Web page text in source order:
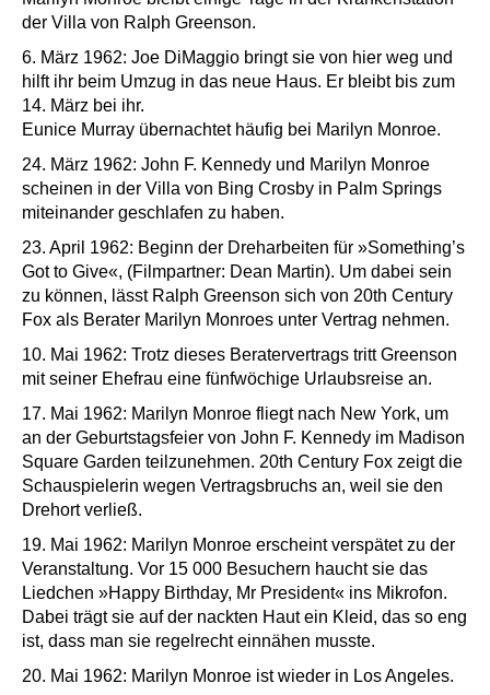
der Villa von Ralph Greenson.
6. März 1962: Joe DiMaggio bringt sie von hier weg und
hilft ihr beim Umzug in das neue Haus. Er bleibt bis zum
14. März bei ihr.
Eunice Murray übernachtet häufig bei Marilyn Monroe.
24. März 1962: John F. Kennedy und Marilyn Monroe
scheinen in der Villa von Bing Crosby in Palm Springs
miteinander geschlafen zu haben.
23. April 1962: Beginn der Dreharbeiten für »Something’s
Got to Give«, (Filmpartner: Dean Martin). Um dabei sein
zu können, lässt Ralph Greenson sich von 20th Century
Fox als Berater Marilyn Monroes unter Vertrag nehmen.
10. Mai 1962: Trotz dieses Beratervertrags tritt Greenson
mit seiner Ehefrau eine fünfwöchige Urlaubsreise an.
17. Mai 1962: Marilyn Monroe fliegt nach New York, um
an der Geburtstagsfeier von John F. Kennedy im Madison
Square Garden teilzunehmen. 20th Century Fox zeigt die
Schauspielerin wegen Vertragsbruchs an, weil sie den
Drehort verließ.
19. Mai 1962: Marilyn Monroe erscheint verspätet zu der
Veranstaltung. Vor 15 000 Besuchern haucht sie das
Liedchen »Happy Birthday, Mr President« ins Mikrofon.
Dabei trägt sie auf der nackten Haut ein Kleid, das so eng
ist, dass man sie regelrecht einnähen musste.
20. Mai 1962: Marilyn Monroe ist wieder in Los Angeles.